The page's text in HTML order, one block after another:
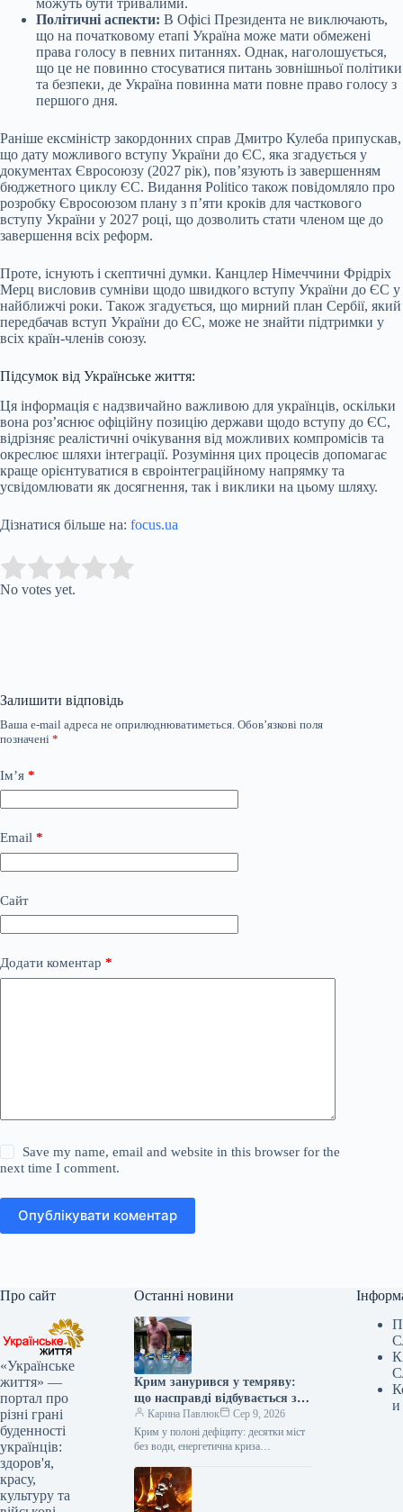
Політичні аспекти: В Офісі Президента не виключають,
що на початковому етапі Україна може мати обмежені
права голосу в певних питаннях. Однак, наголошується,
що це не повинно стосуватися питань зовнішньої політики
та безпеки, де Україна повинна мати повне право голосу з
першого дня.
Раніше ексміністр закордонних справ Дмитро Кулеба припускав,
що дату можливого вступу України до ЄС, яка згадується у
документах Євросоюзу (2027 рік), пов’язують із завершенням
бюджетного циклу ЄС. Видання Politico також повідомляло про
розробку Євросоюзом плану з п’яти кроків для часткового
вступу України у 2027 році, що дозволить стати членом ще до
завершення всіх реформ.
Проте, існують і скептичні думки. Канцлер Німеччини Фрідріх
Мерц висловив сумніви щодо швидкого вступу України до ЄС у
найближчі роки. Також згадується, що мирний план Сербії, який
передбачав вступ України до ЄС, може не знайти підтримки у
всіх країн-членів союзу.
Підсумок від Українське життя:
Ця інформація є надзвичайно важливою для українців, оскільки
вона роз’яснює офіційну позицію держави щодо вступу до ЄС,
відрізняє реалістичні очікування від можливих компромісів та
окреслює шляхи інтеграції. Розуміння цих процесів допомагає
краще орієнтуватися в євроінтеграційному напрямку та
усвідомлювати як досягнення, так і виклики на цьому шляху.
Дізнатися більше на: focus.ua
Rate this item:
No votes yet.
Залишити відповідь
Ваша e-mail адреса не оприлюднюватиметься. Обов’язкові поля
позначені *
Ім’я *
Email *
Сайт
Додати коментар *
Save my name, email and website in this browser for the
next time I comment.
Опублікувати коментар
Про сайт
«Українське
життя» —
портал про
різні грані
буденності
українців:
здоров'я,
красу,
культуру та
Останні новини
Крим занурився у темряву:
що насправді відбувається з
енерго- та водопостачанням
півострова
Карина Павлюк
Сер 9, 2026
Крим у полоні дефіциту: десятки міст
без води, енергетична криза
стикається з серйозними проблемами:
водопостачання припинено у…
и